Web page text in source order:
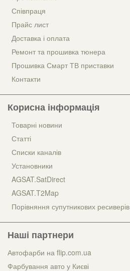
Співпраця
Прайс лист
Доставка і оплата
Ремонт та прошивка тюнера
Прошивка Смарт ТВ приставки
Контакти
Корисна інформація
Товарні новини
Статті
Списки каналів
Установники
AGSAT.SatDirect
AGSAT.T2Map
Порівняння супутникових ресиверів
Наші партнери
Автофарби на flip.com.ua
Фарбування авто у Києві